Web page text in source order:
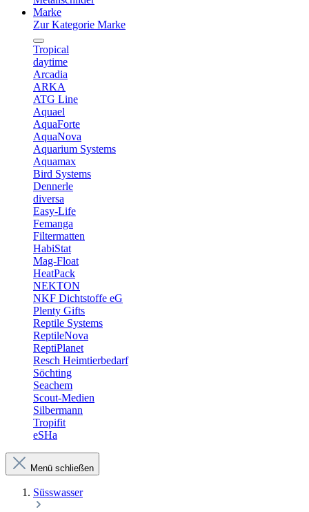
Marke
Zur Kategorie Marke
Tropical
daytime
Arcadia
ARKA
ATG Line
Aquael
AquaForte
AquaNova
Aquarium Systems
Aquamax
Bird Systems
Dennerle
diversa
Easy-Life
Femanga
Filtermatten
HabiStat
Mag-Float
HeatPack
NEKTON
NKF Dichtstoffe eG
Plenty Gifts
Reptile Systems
ReptileNova
ReptiPlanet
Resch Heimtierbedarf
Söchting
Seachem
Scout-Medien
Silbermann
Tropifit
eSHa
Menü schließen
Süsswasser